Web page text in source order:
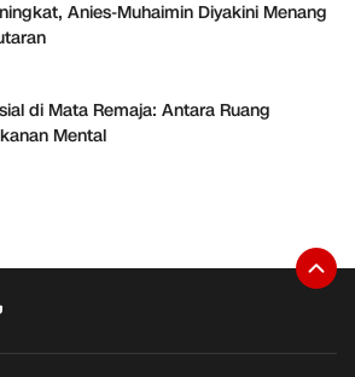
Anies-Muhaimin Diyakini Menang
di Mata Remaja: Antara Ruang
Mental